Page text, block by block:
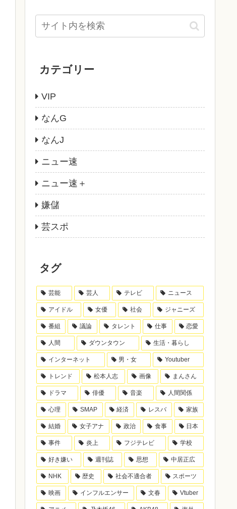
カテゴリー
VIP
なんG
なんJ
ニュー速
ニュー速＋
嫌儲
芸スポ
タグ
芸能 芸人 テレビ ニュース
アイドル 女優 社会 ジャニーズ
番組 議論 タレント 仕事 恋愛
人間 ダウンタウン 生活・暮らし
インターネット 男・女 Youtuber
トレンド 松本人志 画像 まんさん
ドラマ 俳優 音楽 人間関係
心理 SMAP 経済 レスバ 家族
結婚 女子アナ 政治 食事 日本
事件 炎上 フジテレビ 学校
好き嫌い 週刊誌 思想 中居正広
NHK 歴史 社会不適合者 スポーツ
映画 インフルエンサー 文春 Vtuber